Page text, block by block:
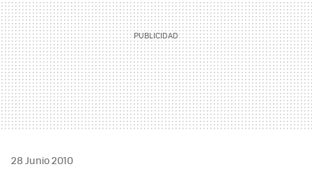
28 Junio 2010